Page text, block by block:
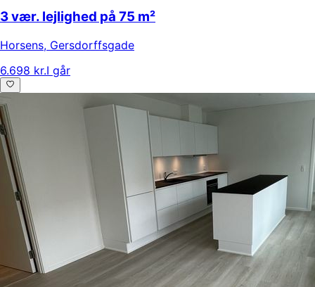
3 vær. lejlighed på 75 m²
Horsens, Gersdorffsgade
6.698 kr.I går